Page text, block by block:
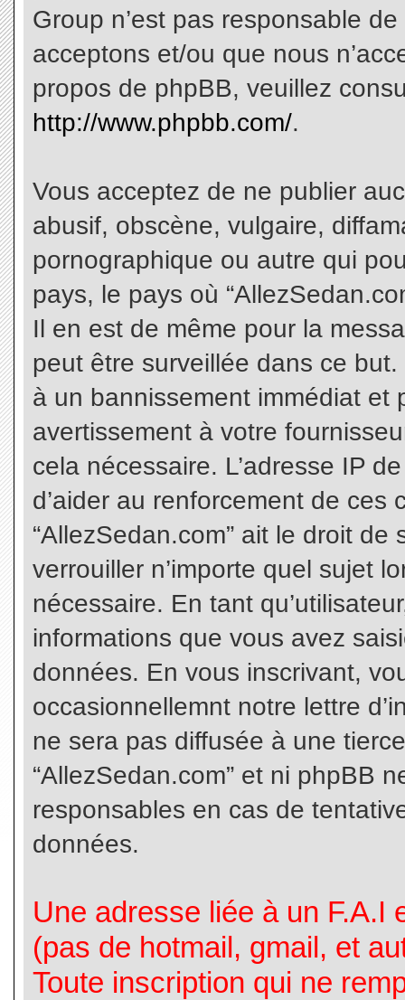
Group n’est pas responsable
acceptons et/ou que nous
propos de phpBB, veuillez
http://www.phpbb.com/.
Vous acceptez de ne publier
abusif, obscène, vulgaire,
pornographique ou autre qui
pays, le pays où
Il en est de même pour la
peut être surveillée dans ce
à un bannissement immédiat et
avertissement à votre
cela nécessaire. L’adresse IP
d’aider au renforcement de
“AllezSedan.com” ait le droit de
verrouiller n’importe quel sujet
nécessaire. En tant
informations que vous avez
données. En vous inscrivant,
occasionnellemnt notre lettre
ne sera pas diffusée à une
“AllezSedan.com” et ni phpBB
responsables en cas de
données.
Une adresse liée à un F.A.I
(pas de hotmail, gmail, et
Toute inscription qui ne